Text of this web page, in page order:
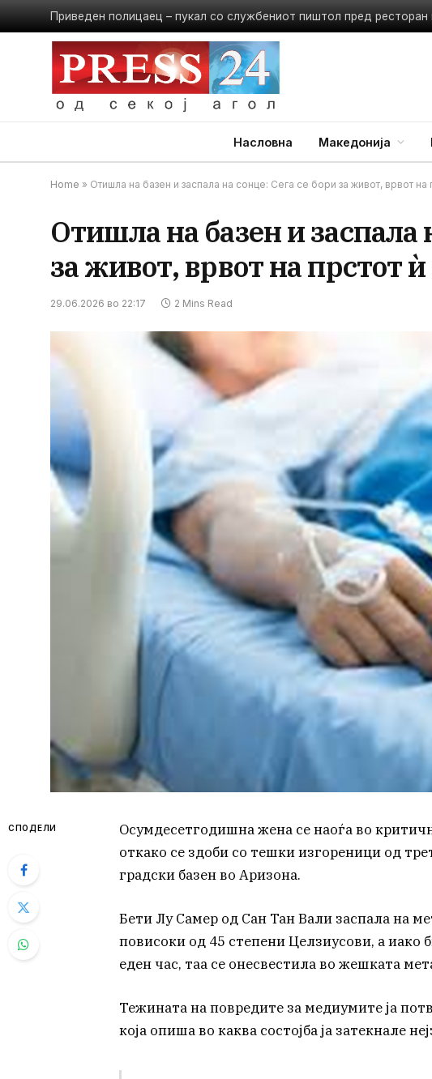
Приведен полицаец – пукал со службениот пиштол пред ресторан
Насловна Македонија
Home » Отишла на базен и заспала на сонце: Сега се бори за живот, врвот на
Отишла на базен и заспала
за живот, врвот на прстот
29.06.2026 во 22:17 2 Mins Read
СПОДЕЛИ
Осумдесетгодишна жена се наоѓа во
откако се здоби со тешки изгореници од
градски базен во Аризона.
Бети Лу Самер од Сан Тан Вали заспала на
повисоки од 45 степени Целзиусови, а иако
еден час, таа се онесвестила во жешката
Тежината на повредите за медиумите ја
која опиша во каква состојба ја затекнале